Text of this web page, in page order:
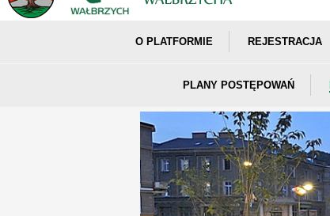
O PLATFORMIE REJESTRACJA
PLANY POSTĘPOWAŃ